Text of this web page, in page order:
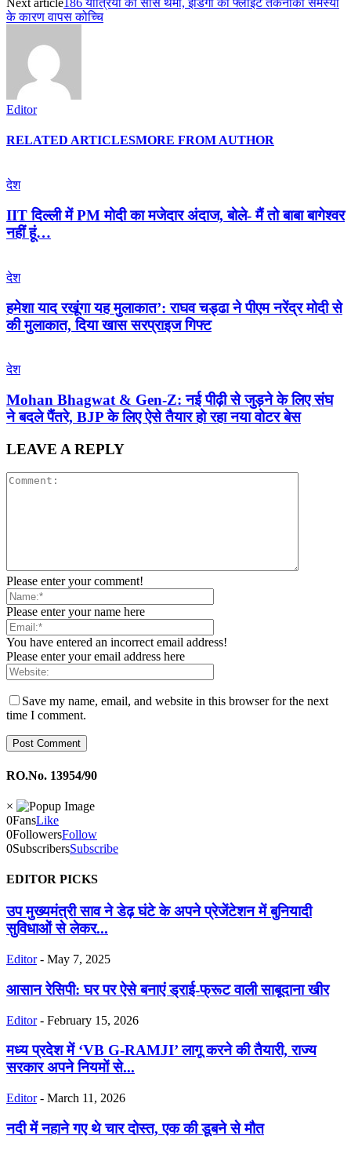
के कारण वापस कोच्चि
Editor
RELATED ARTICLESMORE FROM AUTHOR
देश
IIT दिल्ली में PM मोदी का मजेदार अंदाज, बोले- मैं तो बाबा बागेश्वर
नहीं हूं…
देश
हमेशा याद रखूंगा यह मुलाकात’: राघव चड्ढा ने पीएम नरेंद्र मोदी से
की मुलाकात, दिया खास सरप्राइज गिफ्ट
देश
Mohan Bhagwat & Gen-Z: नई पीढ़ी से जुड़ने के लिए संघ
ने बदले पैंतरे, BJP के लिए ऐसे तैयार हो रहा नया वोटर बेस
LEAVE A REPLY
Please enter your comment!
Please enter your name here
You have entered an incorrect email address!
Please enter your email address here
Save my name, email, and website in this browser for the next
time I comment.
RO.No. 13954/90
×
0FansLike
0FollowersFollow
0SubscribersSubscribe
EDITOR PICKS
उप मुख्यमंत्री साव ने डेढ़ घंटे के अपने प्रेजेंटेशन में बुनियादी
सुविधाओं से लेकर...
Editor - May 7, 2025
आसान रेसिपी: घर पर ऐसे बनाएं ड्राई-फ्रूट वाली साबूदाना खीर
Editor - February 15, 2026
मध्य प्रदेश में ‘VB G-RAMJI’ लागू करने की तैयारी, राज्य
सरकार अपने नियमों से...
Editor - March 11, 2026
नदी में नहाने गए थे चार दोस्त, एक की डूबने से मौत